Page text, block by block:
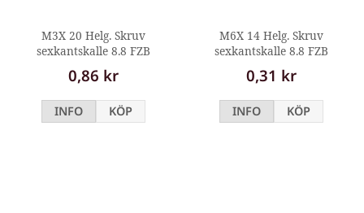
M3X 20 Helg. Skruv
sexkantskalle 8.8 FZB
0,86 kr
INFO KÖP
M6X 14 Helg. Skruv
sexkantskalle 8.8 FZB
0,31 kr
INFO KÖP